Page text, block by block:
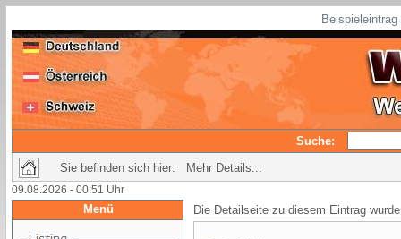
Suche:
Sie befinden sich hier: Mehr Details...
09.08.2026 - 00:51 Uhr
Menü Die Detailseite zu diesem Eintrag